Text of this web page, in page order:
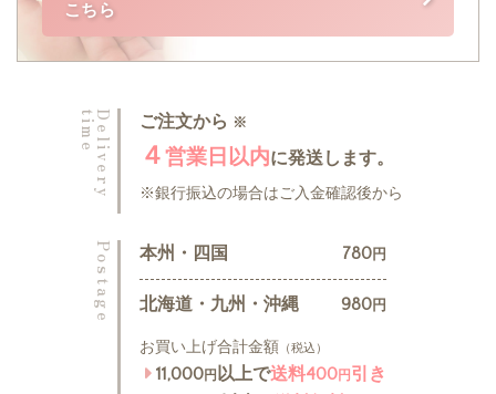
こちら
Delivery
time ご注文から ※
４営業日以内に発送します。
銀行振込の場合はご入金確認後から
Postage 本州・四国 780 円
北海道・九州・沖縄 980円
お買い上げ合計金額 （税込）
11,000円 以上で送料400円 引き